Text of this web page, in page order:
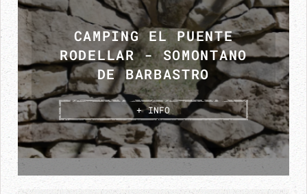
CAMPING EL PUENTE
RODELLAR - SOMONTANO
DE BARBASTRO
+ INFO
HOYA DE HUESCA
(PIEDRAMORRERA)
+ INFO